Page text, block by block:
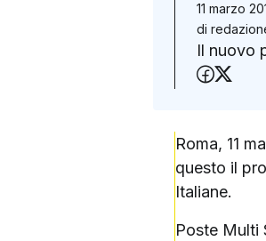
11 marzo
di
Il nuovo
Roma, 11
questo il
Italiane.
Poste Multi